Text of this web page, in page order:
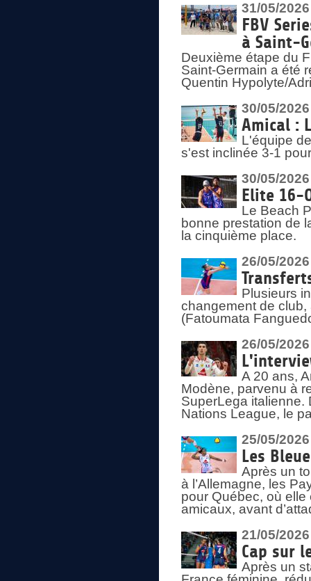
31/05/2026
FBV
à Saint-
Deuxième étape du
Saint-Germain a été
Quentin Hypolyte/
30/05/2026
Amical :
L'équipe
s'est inclinée 3-1
30/05/2026
Elite 16-
Le Beach
bonne prestation de
la cinquième place.
26/05/2026
Plusieurs
changement de
(Fatoumata
26/05/2026
A 20 ans,
Modène, parvenu à
SuperLega italienne.
Nations League, le
25/05/2026
Les
Après un
à l’Allemagne, les
pour Québec, où
amicaux, avant
21/05/2026
Cap sur
Après un